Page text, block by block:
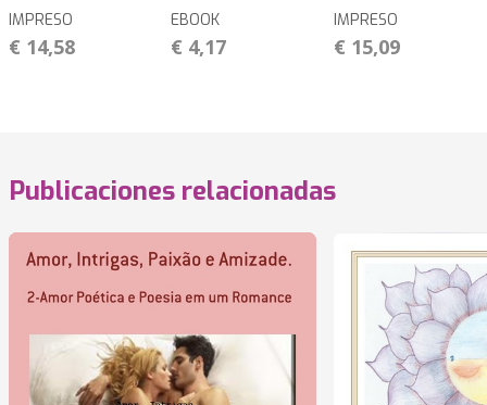
IMPRESO
€ 14,58
EBOOK
€ 4,17
IMPRESO
€ 15,09
Publicaciones relacionadas